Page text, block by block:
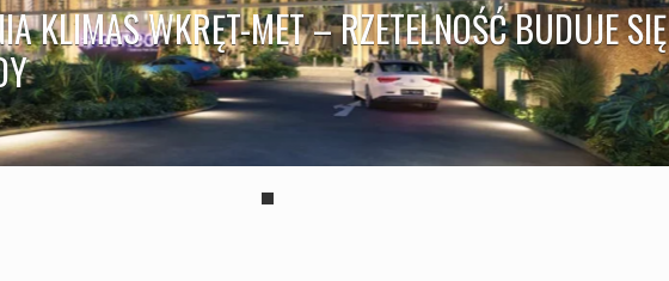
KLIMAS WKRĘT-MET – RZETELNOŚĆ BUDUJE SIĘ